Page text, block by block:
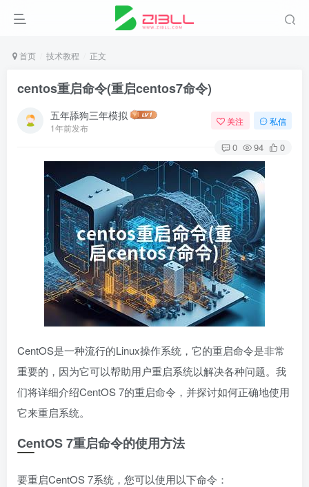
首页 技术教程 正文
centos重启命令(重启centos7命令)
五年舔狗三年模拟
1年前发布
关注 私信
0 94 0
CentOS是一种流行的Linux操作系统，它的重启命令是非常
重要的，因为它可以帮助用户重启系统以解决各种问题。我
们将详细介绍CentOS 7的重启命令，并探讨如何正确地使用
它来重启系统。
CentOS 7重启命令的使用方法
要重启CentOS 7系统，您可以使用以下命令：